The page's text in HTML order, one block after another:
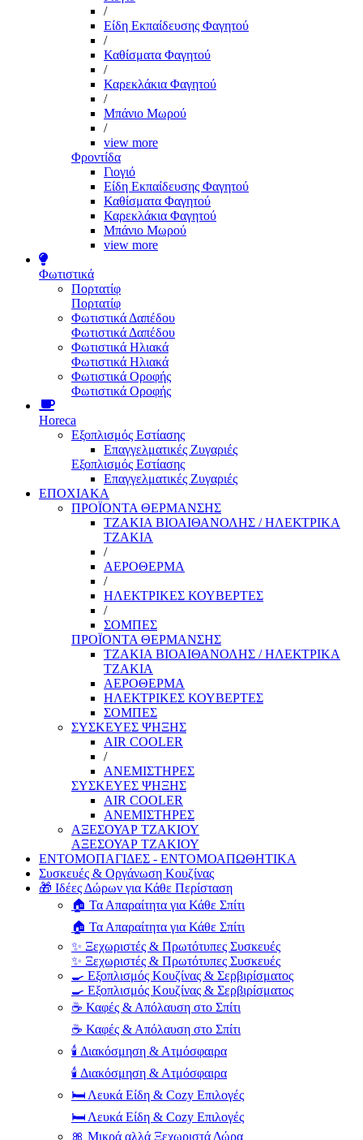
/
Είδη Εκπαίδευσης Φαγητού
/
Καθίσματα Φαγητού
/
Καρεκλάκια Φαγητού
/
Μπάνιο Μωρού
/
view more
Φροντίδα
Γιογιό
Είδη Εκπαίδευσης Φαγητού
Καθίσματα Φαγητού
Καρεκλάκια Φαγητού
Μπάνιο Μωρού
view more
Φωτιστικά
Πορτατίφ
Πορτατίφ
Φωτιστικά Δαπέδου
Φωτιστικά Δαπέδου
Φωτιστικά Ηλιακά
Φωτιστικά Ηλιακά
Φωτιστικά Οροφής
Φωτιστικά Οροφής
Horeca
Εξοπλισμός Εστίασης
Επαγγελματικές Ζυγαριές
Εξοπλισμός Εστίασης
Επαγγελματικές Ζυγαριές
ΕΠΟΧΙΑΚΑ
ΠΡΟΪΟΝΤΑ ΘΕΡΜΑΝΣΗΣ
ΤΖΑΚΙΑ ΒΙΟΑΙΘΑΝΟΛΗΣ / ΗΛΕΚΤΡΙΚΑ
ΤΖΑΚΙΑ
/
ΑΕΡΟΘΕΡΜΑ
/
ΗΛΕΚΤΡΙΚΕΣ ΚΟΥΒΕΡΤΕΣ
/
ΣΟΜΠΕΣ
ΠΡΟΪΟΝΤΑ ΘΕΡΜΑΝΣΗΣ
ΤΖΑΚΙΑ ΒΙΟΑΙΘΑΝΟΛΗΣ / ΗΛΕΚΤΡΙΚΑ
ΤΖΑΚΙΑ
ΑΕΡΟΘΕΡΜΑ
ΗΛΕΚΤΡΙΚΕΣ ΚΟΥΒΕΡΤΕΣ
ΣΟΜΠΕΣ
ΣΥΣΚΕΥΕΣ ΨΗΞΗΣ
AIR COOLER
/
ΑΝΕΜΙΣΤΗΡΕΣ
ΣΥΣΚΕΥΕΣ ΨΗΞΗΣ
AIR COOLER
ΑΝΕΜΙΣΤΗΡΕΣ
ΑΞΕΣΟΥΑΡ ΤΖΑΚΙΟΥ
ΑΞΕΣΟΥΑΡ ΤΖΑΚΙΟΥ
ΕΝΤΟΜΟΠΑΓΙΔΕΣ - ΕΝΤΟΜΟΑΠΩΘΗΤΙΚΑ
Συσκευές & Οργάνωση Κουζίνας
🎁 Ιδέες Δώρων για Κάθε Περίσταση
🏠 Τα Απαραίτητα για Κάθε Σπίτι
🏠 Τα Απαραίτητα για Κάθε Σπίτι
✨ Ξεχωριστές & Πρωτότυπες Συσκευές
✨ Ξεχωριστές & Πρωτότυπες Συσκευές
🍳 Εξοπλισμός Κουζίνας & Σερβιρίσματος
🍳 Εξοπλισμός Κουζίνας & Σερβιρίσματος
☕ Καφές & Απόλαυση στο Σπίτι
☕ Καφές & Απόλαυση στο Σπίτι
🕯️ Διακόσμηση & Ατμόσφαιρα
🕯️ Διακόσμηση & Ατμόσφαιρα
🛏️ Λευκά Είδη & Cozy Επιλογές
🛏️ Λευκά Είδη & Cozy Επιλογές
🎀 Μικρά αλλά Ξεχωριστά Δώρα